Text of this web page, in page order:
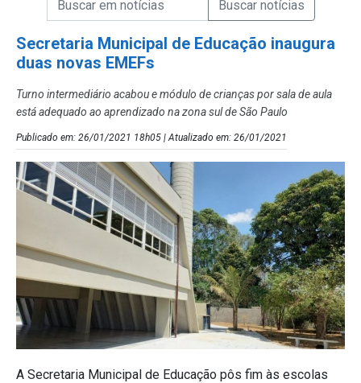
Secretaria Municipal de Educação inaugura
duas novas EMEFs
Turno intermediário acabou e módulo de crianças por sala de aula
está adequado ao aprendizado na zona sul de São Paulo
Publicado em: 26/01/2021 18h05 | Atualizado em: 26/01/2021
A Secretaria Municipal de Educação pôs fim às escolas